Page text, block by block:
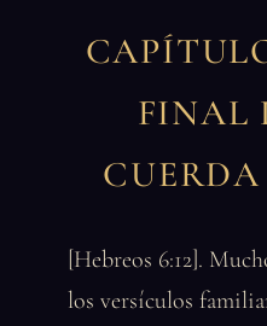
FINAL
[Hebreos 6:12].
los versículos